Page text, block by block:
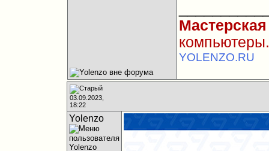
YOLENZO.RU
03.09.2023,
18:22
Yolenzo